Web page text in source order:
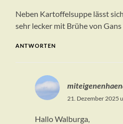
Neben Kartoffelsuppe lässt
sehr lecker mit Brühe von
ANTWORTEN
21. Dezember 2025
Hallo Walburga,